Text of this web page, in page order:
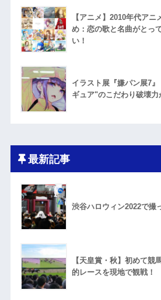
【アニメ】2010年代アニ
め：恋の歌と名曲がとっ
い！
イラスト展『嫌パン展7
ギュア"のこだわり破壊力
最新記事
渋谷ハロウィン2022で撮
【天皇賞・秋】初めて
的レースを現地で観戦！